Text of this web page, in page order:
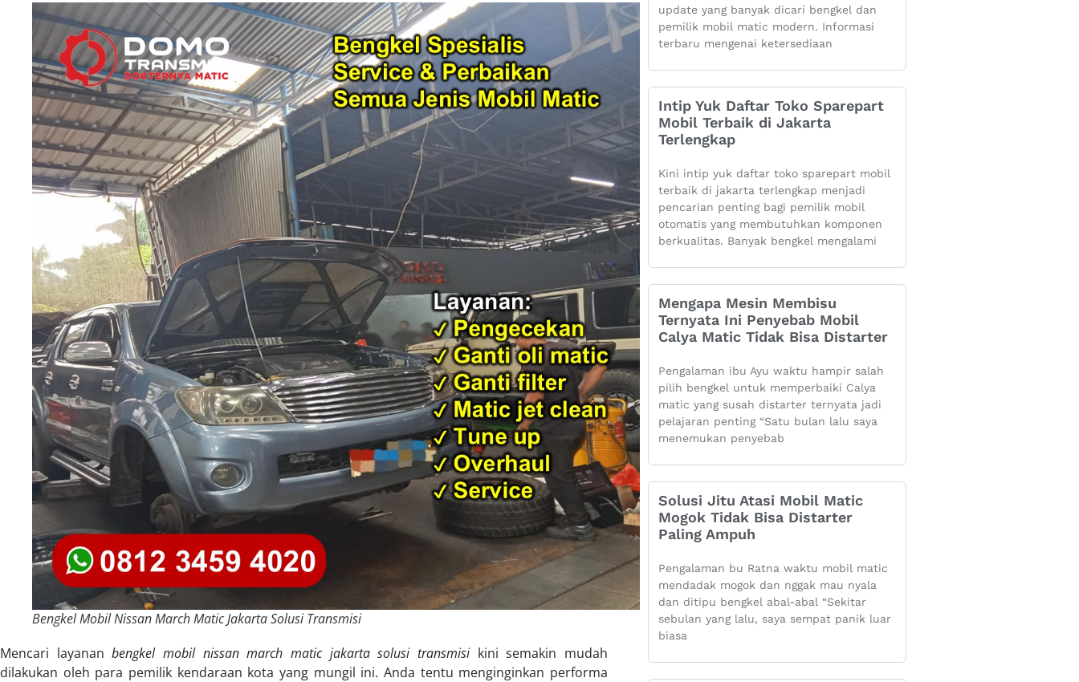
Bengkel Mobil Nissan March Matic Jakarta Solusi Transmisi
Mencari layananbengkel mobil nissan march matic jakarta solusi transmisikini semakin mudah
dilakukan oleh para pemilik kendaraan kota yang mungil ini. Anda tentu menginginkan performa
update yang banyak dicari bengkel dan
pemilik mobil matic modern. Informasi
terbaru mengenai ketersediaan
Intip Yuk Daftar Toko Sparepart
Mobil Terbaik di Jakarta
Terlengkap
Kini intip yuk daftar toko sparepart mobil
terbaik di jakarta terlengkap menjadi
pencarian penting bagi pemilik mobil
otomatis yang membutuhkan komponen
berkualitas. Banyak bengkel mengalami
Mengapa Mesin Membisu
Ternyata Ini Penyebab Mobil
Calya Matic Tidak Bisa Distarter
Pengalaman ibu Ayu waktu hampir salah
pilih bengkel untuk memperbaiki Calya
matic yang susah distarter ternyata jadi
pelajaran penting “Satu bulan lalu saya
menemukan penyebab
Solusi Jitu Atasi Mobil Matic
Mogok Tidak Bisa Distarter
Paling Ampuh
Pengalaman bu Ratna waktu mobil matic
mendadak mogok dan nggak mau nyala
dan ditipu bengkel abal-abal “Sekitar
sebulan yang lalu, saya sempat panik luar
biasa